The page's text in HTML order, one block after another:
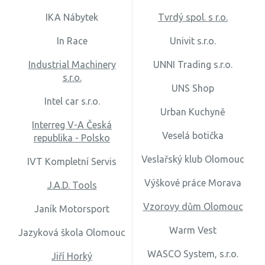
IKA Nábytek
In Race
Industrial Machinery
s.r.o.
Intel car s.r.o.
Interreg V-A Česká
republika - Polsko
IVT Kompletní Servis
J.A.D. Tools
Janík Motorsport
Jazyková škola Olomouc
Jiří Horký
Tvrdý spol. s r.o.
Univit s.r.o.
UNNI Trading s.r.o.
UNS Shop
Urban Kuchyně
Veselá botička
Veslařský klub Olomouc
Výškové práce Morava
Vzorovy dům Olomouc
Warm Vest
WASCO System, s.r.o.